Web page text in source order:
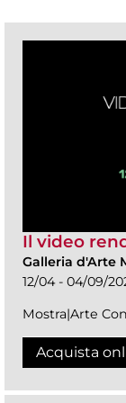
Il video
Galleria d'Arte
12/04 - 04/09/
Mostra|Arte
Acquista